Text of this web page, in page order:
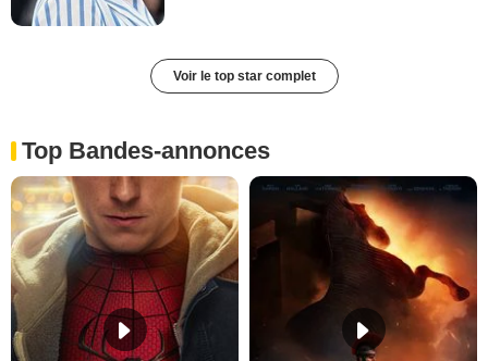
Voir le top star complet
Top Bandes-annonces